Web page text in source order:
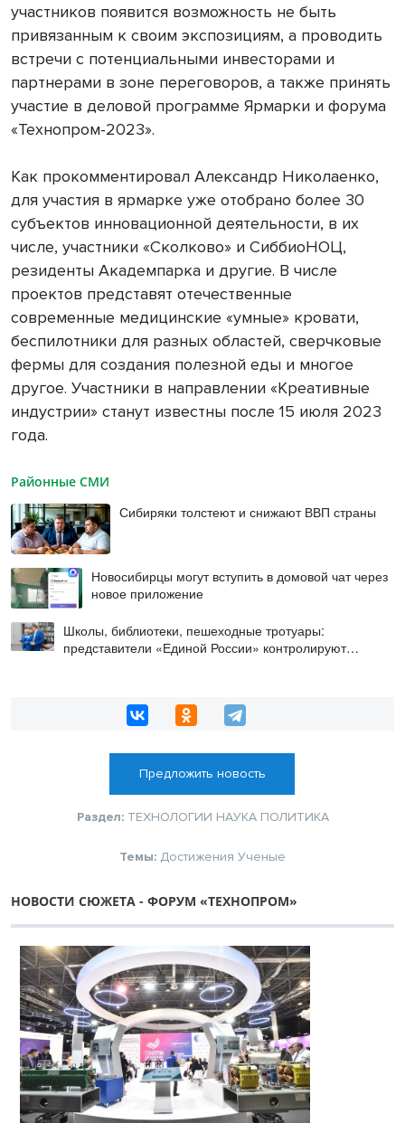
участников появится возможность не быть
привязанным к своим экспозициям, а проводить
встречи с потенциальными инвесторами и
партнерами в зоне переговоров, а также принять
участие в деловой программе Ярмарки и форума
«Технопром-2023».
Как прокомментировал Александр Николаенко,
для участия в ярмарке уже отобрано более 30
субъектов инновационной деятельности, в их
числе, участники «Сколково» и СиббиоНОЦ,
резиденты Академпарка и другие. В числе
проектов представят отечественные
современные медицинские «умные» кровати,
беспилотники для разных областей, сверчковые
фермы для создания полезной еды и многое
другое. Участники в направлении «Креативные
индустрии» станут известны после 15 июля 2023
года.
Районные СМИ
Сибиряки толстеют и снижают ВВП страны
Новосибирцы могут вступить в домовой чат через
новое приложение
Школы, библиотеки, пешеходные тротуары:
представители «Единой России» контролируют
Предложить новость
Раздел: ТЕХНОЛОГИИ НАУКА ПОЛИТИКА
Темы: Достижения Ученые
НОВОСТИ СЮЖЕТА - ФОРУМ «ТЕХНОПРОМ»